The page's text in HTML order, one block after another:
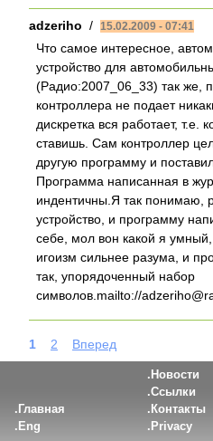
adzeriho / 15.02.2009 - 07:41
Что самое интересное,
устройство для
(Радио:2007_06_33) так же,
контроллера не подает
дискретка вся работает, т.е.
ставишь. Сам контроллер
другую программу и
Программа написанная в
индентичны.Я так понимаю,
устройство, и программу
себе, мол вон какой я
игоизм сильнее разума, и
так, упорядоченный набор
символов.mailto://
1 2 Вперед
Главная
Eng
Новости
Ссылки
Контакты
Privacy